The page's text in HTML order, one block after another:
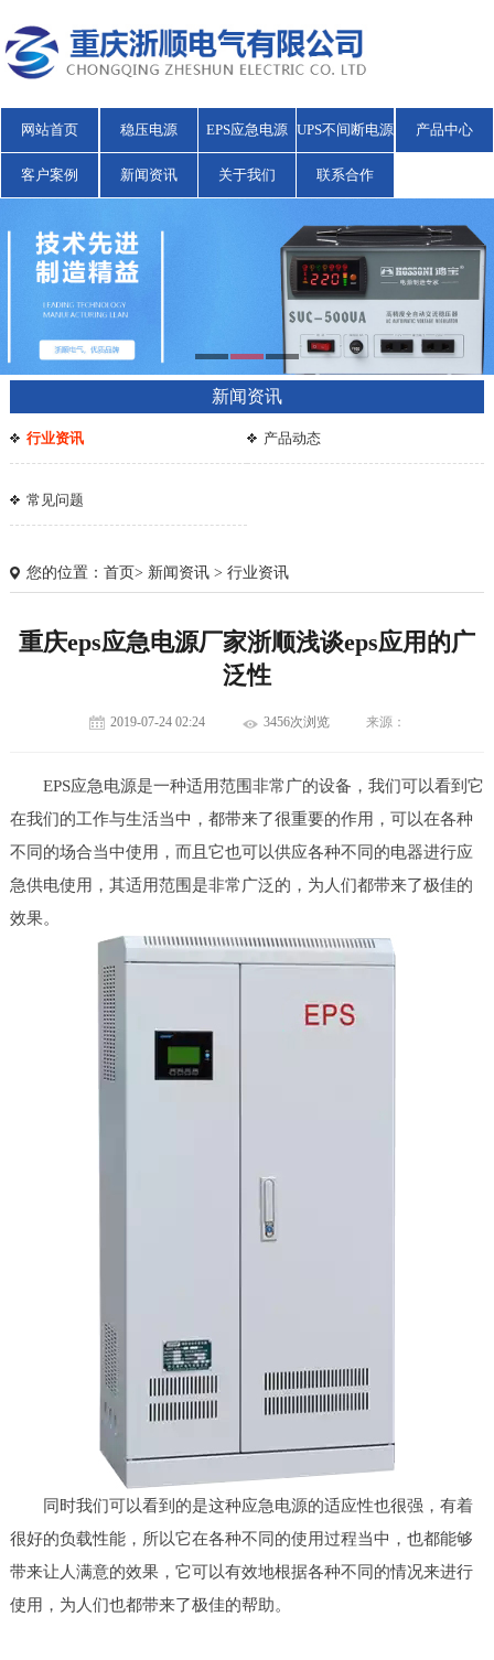
网站首页 稳压电源 EPS应急电源 UPS不间断电源 产品中心
客户案例 新闻资讯 关于我们 联系合作
新闻资讯
行业资讯 产品动态
常见问题
您的位置： 首页> 新闻资讯> 行业资讯
重庆eps应急电源厂家浙顺浅谈eps应用的广
泛性
2019-07-24 02:24 3456次浏览 来源：
EPS应急电源是一种适用范围非常广的设备，我们可以看到它
在我们的工作与生活当中，都带来了很重要的作用，可以在各种
不同的场合当中使用，而且它也可以供应各种不同的电器进行应
急供电使用，其适用范围是非常广泛的，为人们都带来了极佳的
效果。
同时我们可以看到的是这种应急电源的适应性也很强，有着
很好的负载性能，所以它在各种不同的使用过程当中，也都能够
带来让人满意的效果，它可以有效地根据各种不同的情况来进行
使用，为人们也都带来了极佳的帮助。